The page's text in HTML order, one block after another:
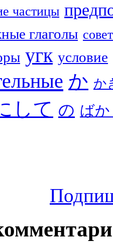
частицы
глаголы совет
угк условие
か か
して の ば